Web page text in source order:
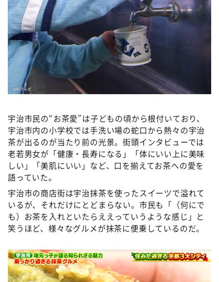
宇治市民の“お茶愛”は子どもの頃から根付いており、
宇治市内の小学校では手洗い場の蛇口から熱々の宇治
茶が出るのが当たり前の光景。街頭インタビューでは
老若男女が「健康・長寿になる」「体にいい上に美味
しい」「美肌にいい」など、口を揃えてお茶への愛を
語っていた。
宇治市の商店街は宇治抹茶を使ったスイーツで溢れて
いるが、それだけにとどまらない。市民も「（何にで
も）お茶を入れといたらええっていうような感じ」と
笑うほど、様々なグルメが抹茶に便乗しているのだ。